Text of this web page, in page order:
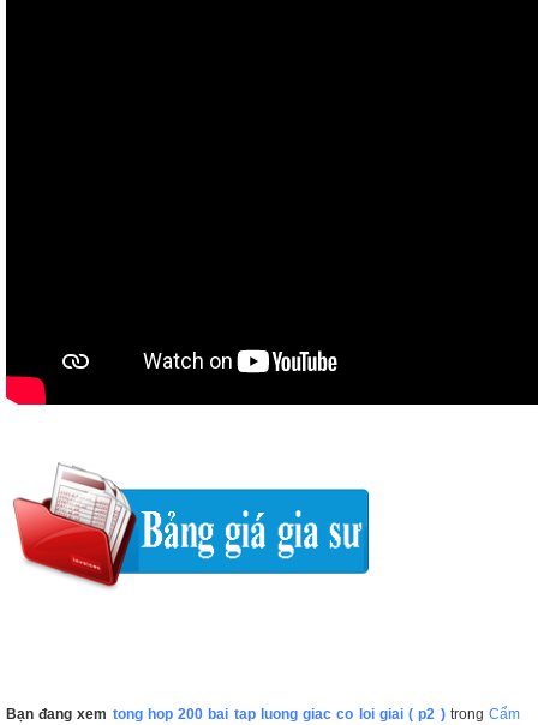
Bạn đang xem tong hop 200 bai tap luong giac co loi giai ( p2 )trongCẩm